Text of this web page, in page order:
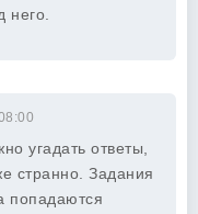
него.
угадать ответы,
странно. Задания
попадаются